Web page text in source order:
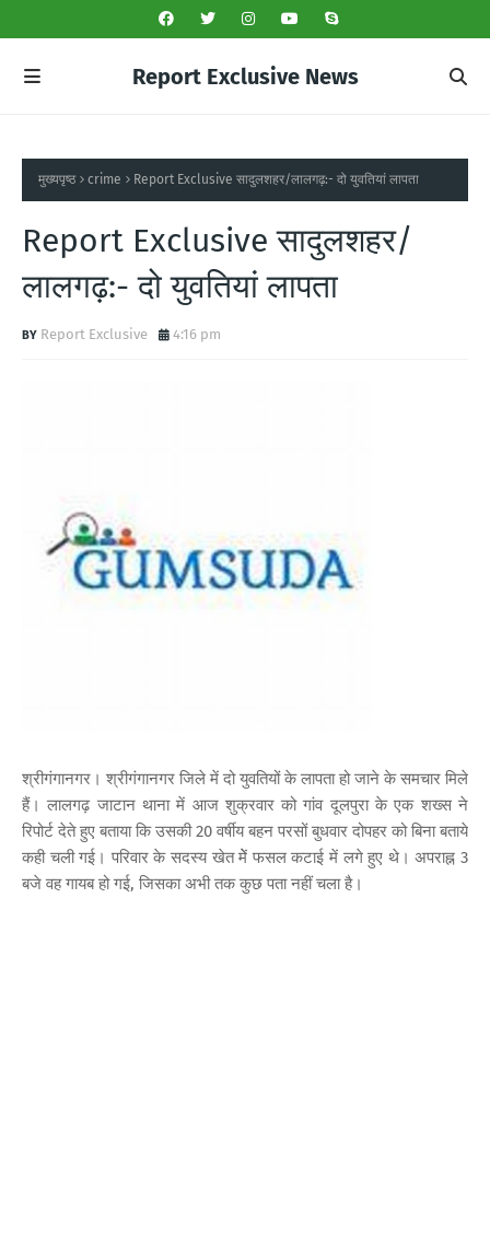
Report Exclusive News
मुख्यपृष्ठ crime Report Exclusive सादुलशहर/लालगढ़:- दो युवतियां लापता
Report Exclusive सादुलशहर/
लालगढ़:- दो युवतियां लापता
Report Exclusive 4:16 pm
श्रीगंगानगर। श्रीगंगानगर जिले में दो युवतियों के लापता हो जाने के समचार मिले
हैं। लालगढ़ जाटान थाना में आज शुक्रवार को गांव दूलपुरा के एक शख्स ने
रिपोर्ट देते हुए बताया कि उसकी 20 वर्षीय बहन परसों बुधवार दोपहर को बिना बताये
कही चली गई। परिवार के सदस्य खेत मेें फसल कटाई में लगे हुए थे। अपराह्न 3
बजे वह गायब हो गई, जिसका अभी तक कुछ पता नहीं चला है।